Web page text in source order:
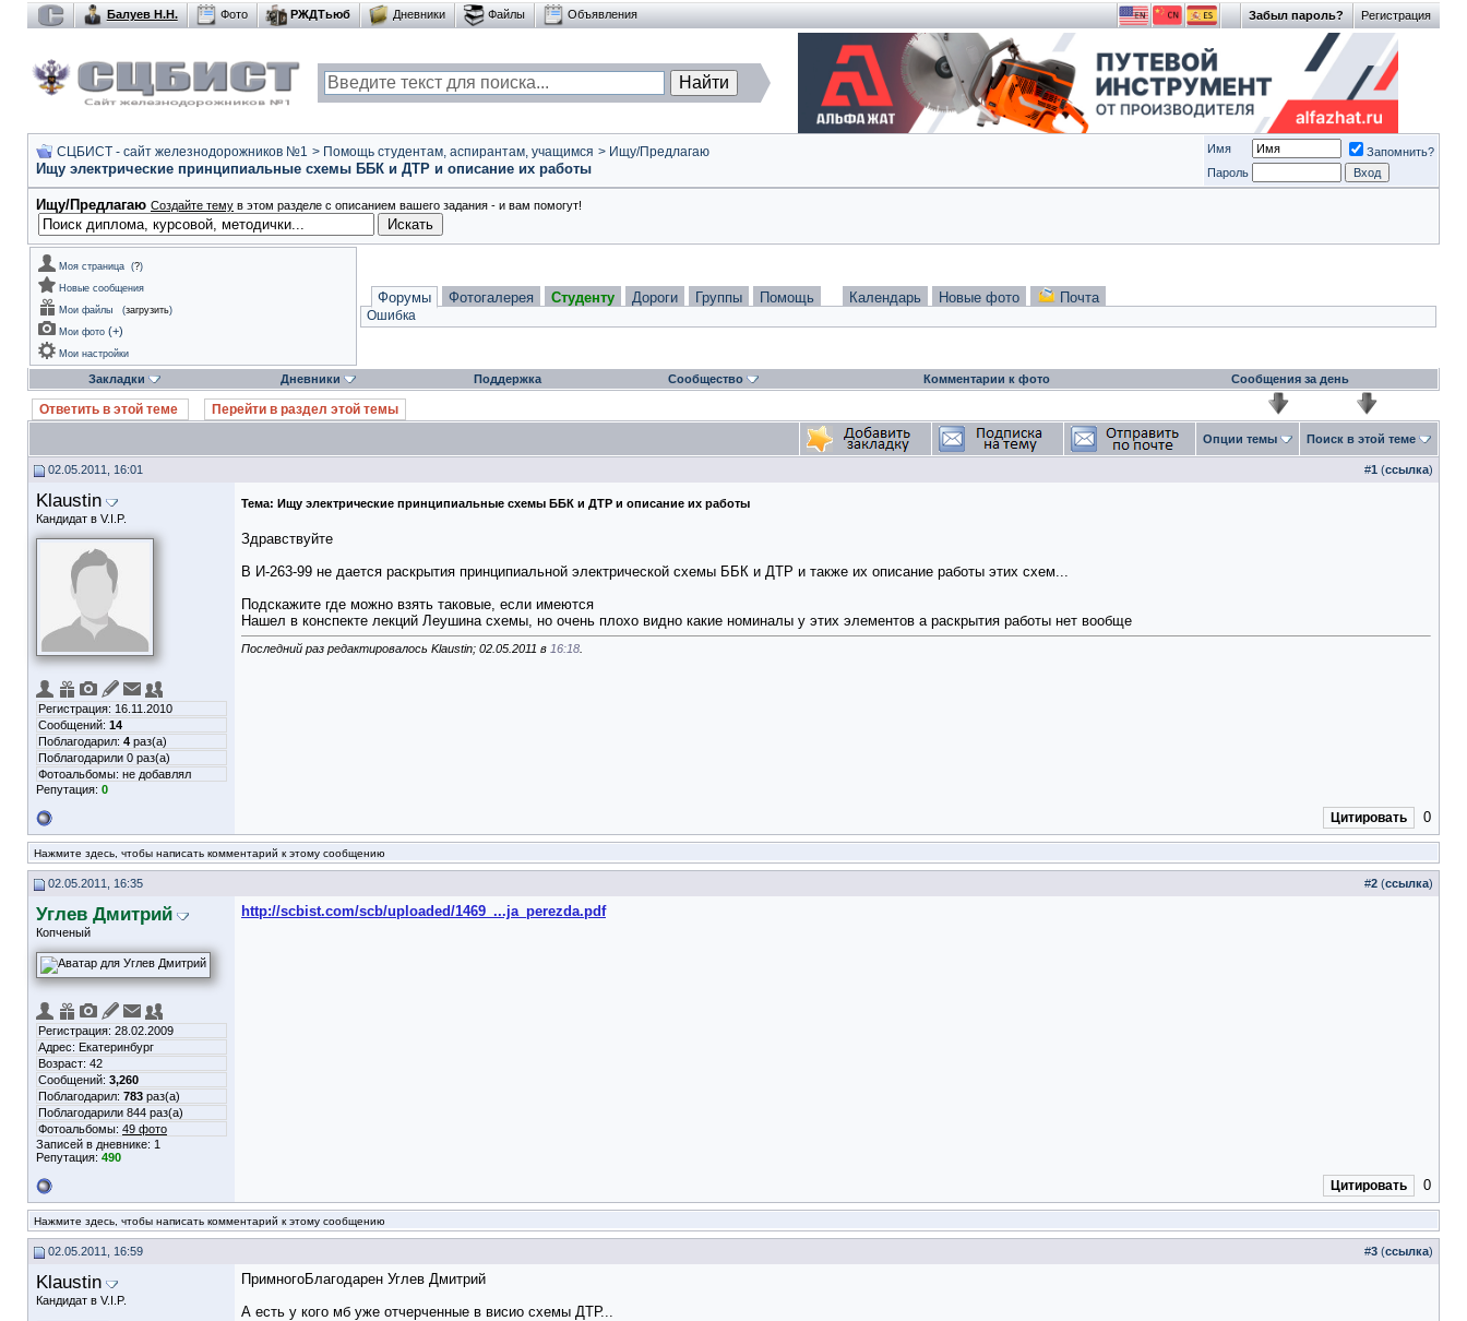
Регистрация
Забыл пароль?
Балуев Н.Н. Фото РЖДТьюб Дневники Файлы Объявления
СЦБИСТ - сайт железнодорожников №1 > Помощь студентам, аспирантам, учащимся > Ищу/Предлагаю
Ищу электрические принципиальные схемы ББК и ДТР и описание их работы
Имя
Запомнить?
Пароль
Ищу/Предлагаю Создайте тему в этом разделе с описанием вашего задания - и вам помогут!
Моя страница (?)
Новые сообщения
Мои файлы
(загрузить)
Мои фото (+)
Мои настройки
Форумы Фотогалерея Студенту Дороги Группы Помощь Календарь Новые фото Почта
Ошибка
Закладки Дневники Поддержка Сообщество Комментарии к фото Сообщения за день
Ответить в этой теме Перейти в раздел этой темы
Опции темы Поиск в этой теме
02.05.2011, 16:01 #1 (ссылка)
Klaustin
Кандидат в V.I.P.
Регистрация: 16.11.2010
Сообщений: 14
Поблагодарил: 4 раз(а)
Поблагодарили 0 раз(а)
Фотоальбомы: не добавлял
Репутация: 0
Тема: Ищу электрические принципиальные схемы ББК и ДТР и описание их работы
Здравствуйте
В И-263-99 не дается раскрытия принципиальной электрической схемы ББК и ДТР и также их описание работы этих схем...
Подскажите где можно взять таковые, если имеются
Нашел в конспекте лекций Леушина схемы, но очень плохо видно какие номиналы у этих элементов а раскрытия работы нет вообще
Последний раз редактировалось Klaustin; 02.05.2011 в 16:18
Цитировать 0
Нажмите здесь, чтобы написать комментарий к этому сообщению
02.05.2011, 16:35 #2 (ссылка)
Углев Дмитрий
Копченый
Регистрация: 28.02.2009
Адрес: Екатеринбург
Возраст: 42
Сообщений: 3,260
Поблагодарил: 783 раз(а)
Поблагодарили 844 раз(а)
Фотоальбомы: 49 фото
Записей в дневнике: 1
Репутация: 490
http://scbist.com/scb/uploaded/1469_...ja_perezda.pdf
Цитировать 0
Нажмите здесь, чтобы написать комментарий к этому сообщению
02.05.2011, 16:59 #3 (ссылка)
Klaustin
Кандидат в V.I.P.
ПримногоБлагодарен Углев Дмитрий
А есть у кого мб уже отчерченные в висио схемы ДТР...